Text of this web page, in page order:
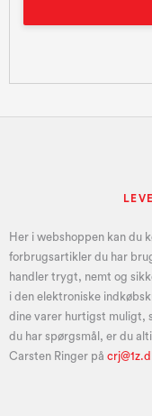
Her i webshoppen kan du
forbrugsartikler du har
handler trygt, nemt og
i den elektroniske
dine varer hurtigst muligt,
du har spørgsmål, er du
Carsten Ringer på